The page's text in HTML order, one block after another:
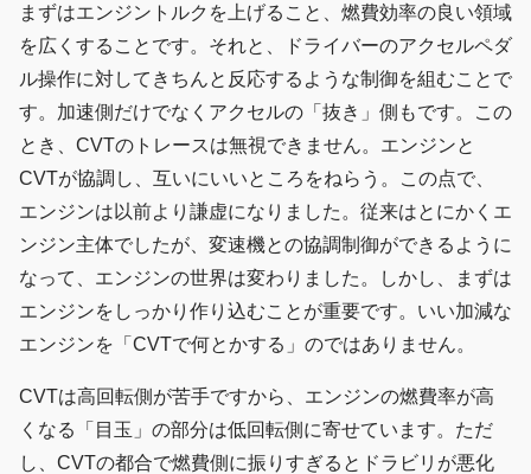
まずはエンジントルクを上げること、燃費効率の良い領域
を広くすることです。それと、ドライバーのアクセルペダ
ル操作に対してきちんと反応するような制御を組むことで
す。加速側だけでなくアクセルの「抜き」側もです。この
とき、CVTのトレースは無視できません。エンジンと
CVTが協調し、互いにいいところをねらう。この点で、
エンジンは以前より謙虚になりました。従来はとにかくエ
ンジン主体でしたが、変速機との協調制御ができるように
なって、エンジンの世界は変わりました。しかし、まずは
エンジンをしっかり作り込むことが重要です。いい加減な
エンジンを「CVTで何とかする」のではありません。
CVTは高回転側が苦手ですから、エンジンの燃費率が高
くなる「目玉」の部分は低回転側に寄せています。ただ
し、CVTの都合で燃費側に振りすぎるとドラビリが悪化